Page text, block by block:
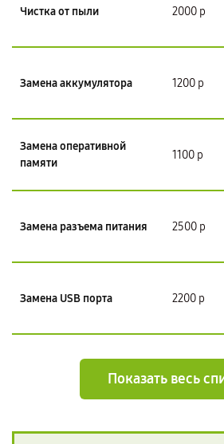
Чистка от пыли 2000 р
Замена аккумулятора 1200 р
Замена оперативной
памяти
1100 р
Замена разъема питания 2500 р
Замена USB порта 2200 р
Показать весь